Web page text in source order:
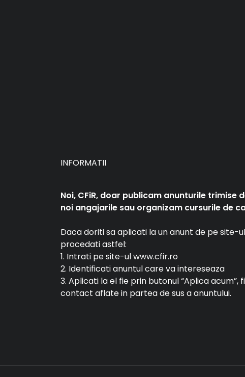
INFORMATII
Noi, CFiR, doar publicam anunturile trimise
noi angajarile sau organizam cursurile de
Daca doriti sa aplicati la un anunt de pe site-
procedati astfel:
1. Intrati pe site-ul www.cfir.ro
2. Identificati anuntul care va intereseaza
3. Aplicati la el fie prin butonul “Aplica acum”,
contact aflate in partea de sus a anuntului.